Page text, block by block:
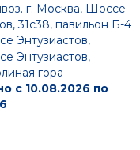
г. Москва, Шоссе
31с38, павильон Б-4
Энтузиастов,
Энтузиастов,
гора
с 10.08.2026 по